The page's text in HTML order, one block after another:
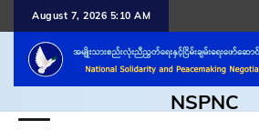
content
August 7, 2026 5:10 AM
NSPNC